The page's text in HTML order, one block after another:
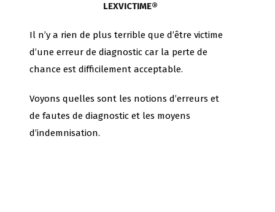
LEXVICTIME®
Il n’y a rien de plus terrible que d’être victime
d’une erreur de diagnostic car la perte de
chance est difficilement acceptable.
Voyons quelles sont les notions d’erreurs et
de fautes de diagnostic et les moyens
d’indemnisation.